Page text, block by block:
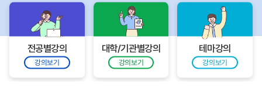
전공별강의
강의보기
대학/기관별강의
강의보기
테마강의
강의보기